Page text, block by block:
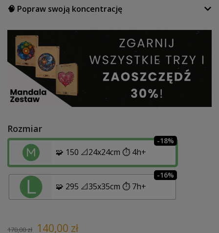
🧠 Popraw swoją koncentrację
Rozmiar
-18%
🧩 150 📐24x24cm ⏱️ 4h+
-16%
🧩 295 📐35x35cm ⏱️ 7h+
170,00zł 140,00 zł